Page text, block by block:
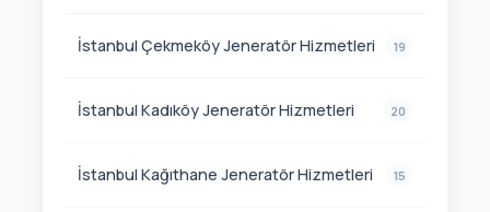
İstanbul Çekmeköy Jeneratör Hizmetleri 19
İstanbul Kadıköy Jeneratör Hizmetleri 20
İstanbul Kağıthane Jeneratör Hizmetleri 15